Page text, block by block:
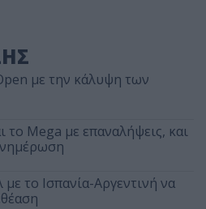
με την κάλυψη των
το Mega με επαναλήψεις, και
το Ισπανία-Αργεντινή να